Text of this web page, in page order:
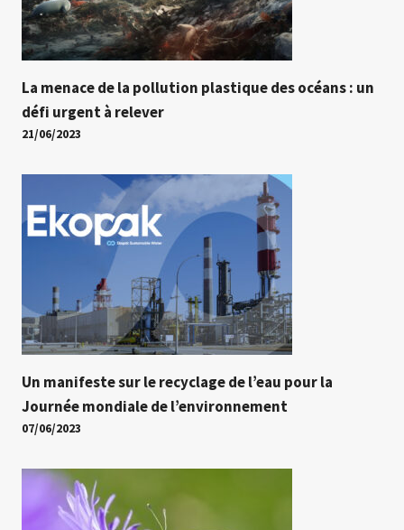
La menace de la pollution plastique des océans : un
défi urgent à relever
21/06/2023
Un manifeste sur le recyclage de l’eau pour la
Journée mondiale de l’environnement
07/06/2023